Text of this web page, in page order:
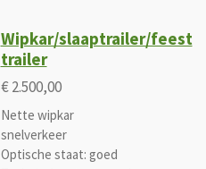
Wipkar/slaaptrailer/feest
trailer
€ 2.500,00
Nette wipkar
snelverkeer
Optische staat: goed